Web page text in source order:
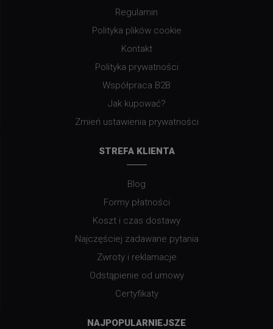
Regulamin
Polityka plików cookie
Kontakt
Polityka prywatności
Współpraca B2B
Jak kupować?
Zmień ustawienia prywatności
STREFA KLIENTA
Blog
Formy płatności
Koszt i czas dostawy
Najczęściej zadawane pytania
Zwroty i reklamacje
Odstąpienie od umowy
Certyfikaty
NAJPOPULARNIEJSZE